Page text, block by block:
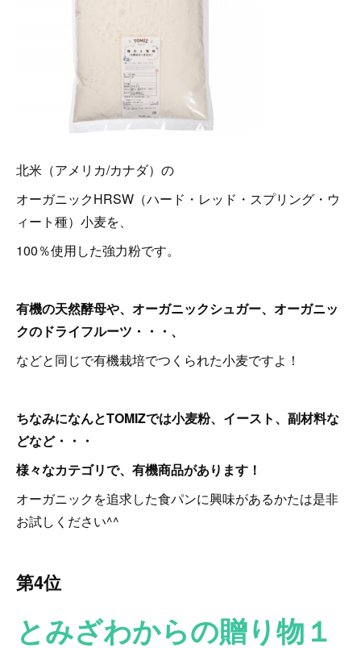
北米（アメリカ/カナダ）の
オーガニックHRSW（ハード・レッド・スプリング・ウ
ィート種）小麦を、
100％使用した強力粉です。
有機の天然酵母や、オーガニックシュガー、オーガニッ
クのドライフルーツ・・・、
などと同じで有機栽培でつくられた小麦ですよ！
ちなみになんとTOMIZでは小麦粉、イースト、副材料な
どなど・・・
様々なカテゴリで、有機商品があります！
オーガニックを追求した食パンに興味があるかたは是非
お試しください^^
第4位
とみざわからの贈り物１